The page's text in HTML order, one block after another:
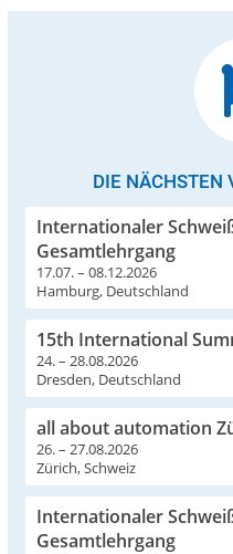
DIE NÄCHSTEN
Internationaler
Gesamtlehrgang
17.07. – 08.12.2026
Hamburg, Deutschland
15th International
24. – 28.08.2026
Dresden, Deutschland
all about automation
26. – 27.08.2026
Zürich, Schweiz
Internationaler
Gesamtlehrgang